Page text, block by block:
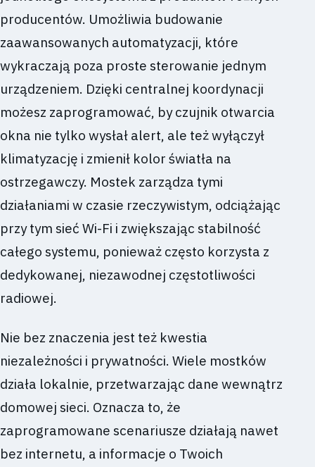
producentów. Umożliwia budowanie
zaawansowanych automatyzacji, które
wykraczają poza proste sterowanie jednym
urządzeniem. Dzięki centralnej koordynacji
możesz zaprogramować, by czujnik otwarcia
okna nie tylko wysłał alert, ale też wyłączył
klimatyzację i zmienił kolor światła na
ostrzegawczy. Mostek zarządza tymi
działaniami w czasie rzeczywistym, odciążając
przy tym sieć Wi-Fi i zwiększając stabilność
całego systemu, ponieważ często korzysta z
dedykowanej, niezawodnej częstotliwości
radiowej.
Nie bez znaczenia jest też kwestia
niezależności i prywatności. Wiele mostków
działa lokalnie, przetwarzając dane wewnątrz
domowej sieci. Oznacza to, że
zaprogramowane scenariusze działają nawet
bez internetu, a informacje o Twoich